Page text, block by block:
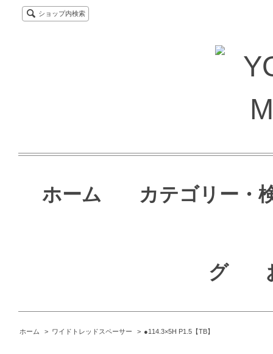
ショップ内検索
ホーム カテゴリー・
グ
ホーム > ワイドトレッドスペーサー > ●114.3×5H P1.5【TB】